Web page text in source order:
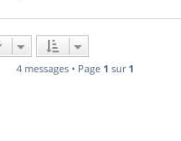
4 messages • Page 1 sur 1